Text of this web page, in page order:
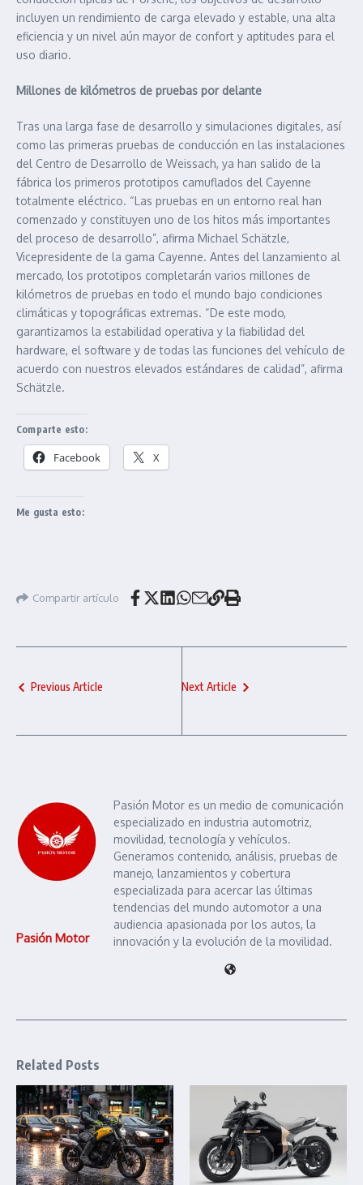
incluyen un rendimiento de carga elevado y estable, una alta
eficiencia y un nivel aún mayor de confort y aptitudes para el
uso diario.
Millones de kilómetros de pruebas por delante
Tras una larga fase de desarrollo y simulaciones digitales, así
como las primeras pruebas de conducción en las instalaciones
del Centro de Desarrollo de Weissach, ya han salido de la
fábrica los primeros prototipos camuflados del Cayenne
totalmente eléctrico. “Las pruebas en un entorno real han
comenzado y constituyen uno de los hitos más importantes
del proceso de desarrollo”, afirma Michael Schätzle,
Vicepresidente de la gama Cayenne. Antes del lanzamiento al
mercado, los prototipos completarán varios millones de
kilómetros de pruebas en todo el mundo bajo condiciones
climáticas y topográficas extremas. “De este modo,
garantizamos la estabilidad operativa y la fiabilidad del
hardware, el software y de todas las funciones del vehículo de
acuerdo con nuestros elevados estándares de calidad”, afirma
Schätzle.
Comparte esto:
Facebook X
Me gusta esto:
Compartir artículo
Previous Article Next Article
Pasión Motor
Pasión Motor es un medio de comunicación
especializado en industria automotriz,
movilidad, tecnología y vehículos.
Generamos contenido, análisis, pruebas de
manejo, lanzamientos y cobertura
especializada para acercar las últimas
tendencias del mundo automotor a una
audiencia apasionada por los autos, la
innovación y la evolución de la movilidad.
Related Posts